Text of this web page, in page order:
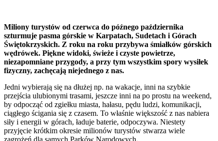
Miliony turystów od czerwca do późnego października
szturmuje pasma górskie w Karpatach, Sudetach i Górach
Świętokrzyskich. Z roku na roku przybywa śmiałków górskich
wędrówek. Piękne widoki, świeże i czyste powietrze,
niezapomniane przygody, a przy tym wszystkim spory wysiłek
fizyczny, zachęcają niejednego z nas.
Jedni wybierają się na dłużej np. na wakacje, inni na szybkie
przejścia ulubionymi trasami, jeszcze inni na po prostu na weekend,
by odpocząć od zgiełku miasta, hałasu, pędu ludzi, komunikacji,
ciągłego ścigania się z czasem. To właśnie większość z nas nabiera
siły i energii w górach, ładuje baterie, odpoczywa. Niestety
przyjęcie krótkim okresie milionów turystów stwarza wiele
zagrożeń dla samych Parków Narodowych.